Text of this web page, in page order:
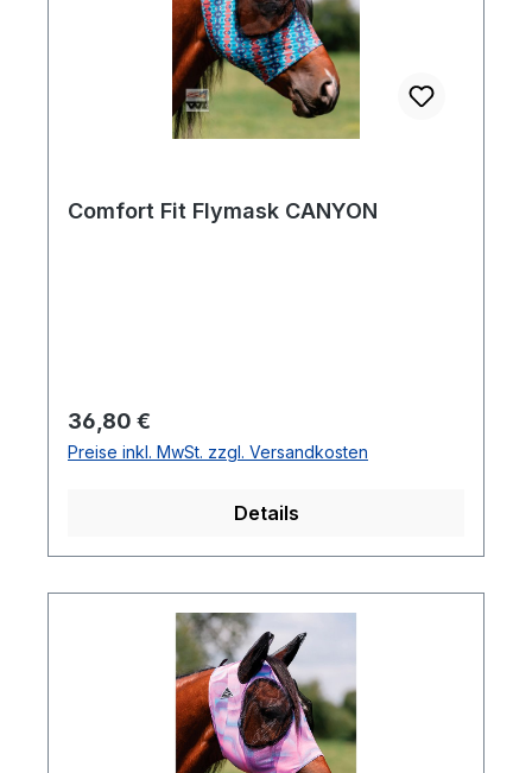
Comfort Fit Flymask CANYON
Regulärer Preis:
36,80 €
Preise inkl. MwSt. zzgl. Versandkosten
Details